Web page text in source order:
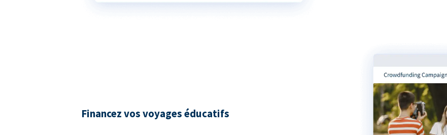
Financez vos voyages éducatifs